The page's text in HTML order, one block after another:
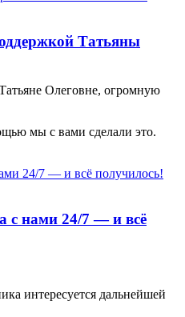
Татьяны
Олеговне, огромную
мы с вами сделали это.
с нами 24/7 — и всё
интересуется дальнейшей